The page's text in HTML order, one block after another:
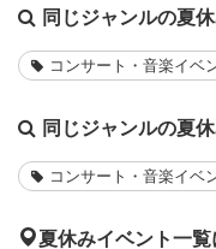
同じジャンルの夏
コンサート・音楽イベ
同じジャンルの夏
コンサート・音楽イベ
夏休みイベント一覧